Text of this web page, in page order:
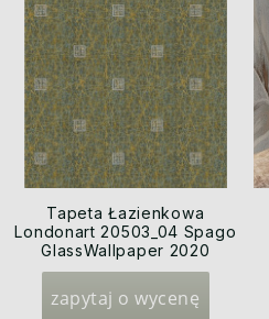
Tapeta Łazienkowa
Londonart 20503_04 Spago
GlassWallpaper 2020
zapytaj o wycenę